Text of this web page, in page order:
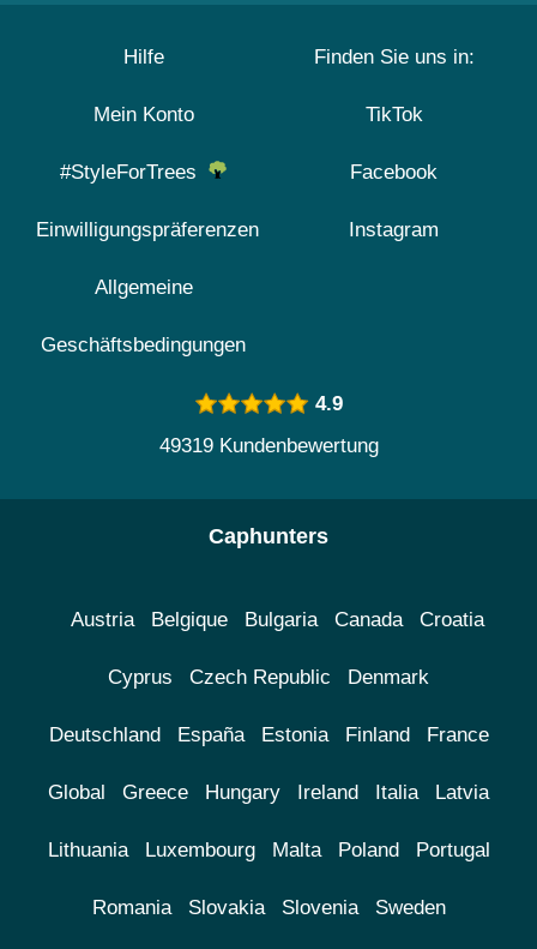
Hilfe
Mein Konto
#StyleForTrees
Einwilligungspräferenzen
Allgemeine
Geschäftsbedingungen
Finden Sie uns in:
TikTok
Facebook
Instagram
4.9
49319 Kundenbewertung
Caphunters
Austria Belgique Bulgaria Canada Croatia
Cyprus Czech Republic Denmark
Deutschland España Estonia Finland France
Global Greece Hungary Ireland Italia Latvia
Lithuania Luxembourg Malta Poland Portugal
Romania Slovakia Slovenia Sweden